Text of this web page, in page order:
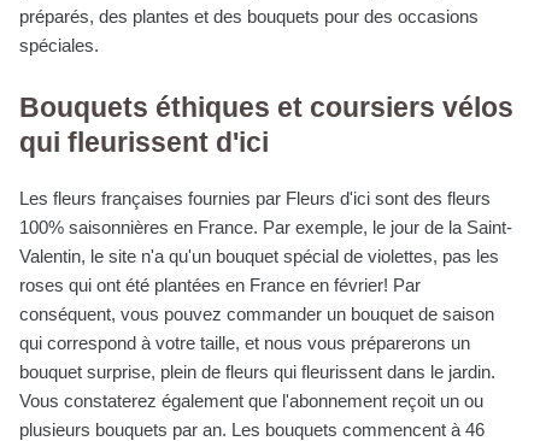
préparés, des plantes et des bouquets pour des occasions
spéciales.
Bouquets éthiques et coursiers vélos
qui fleurissent d'ici
Les fleurs françaises fournies par Fleurs d'ici sont des fleurs
100% saisonnières en France. Par exemple, le jour de la Saint-
Valentin, le site n'a qu'un bouquet spécial de violettes, pas les
roses qui ont été plantées en France en février! Par
conséquent, vous pouvez commander un bouquet de saison
qui correspond à votre taille, et nous vous préparerons un
bouquet surprise, plein de fleurs qui fleurissent dans le jardin.
Vous constaterez également que l'abonnement reçoit un ou
plusieurs bouquets par an. Les bouquets commencent à 46